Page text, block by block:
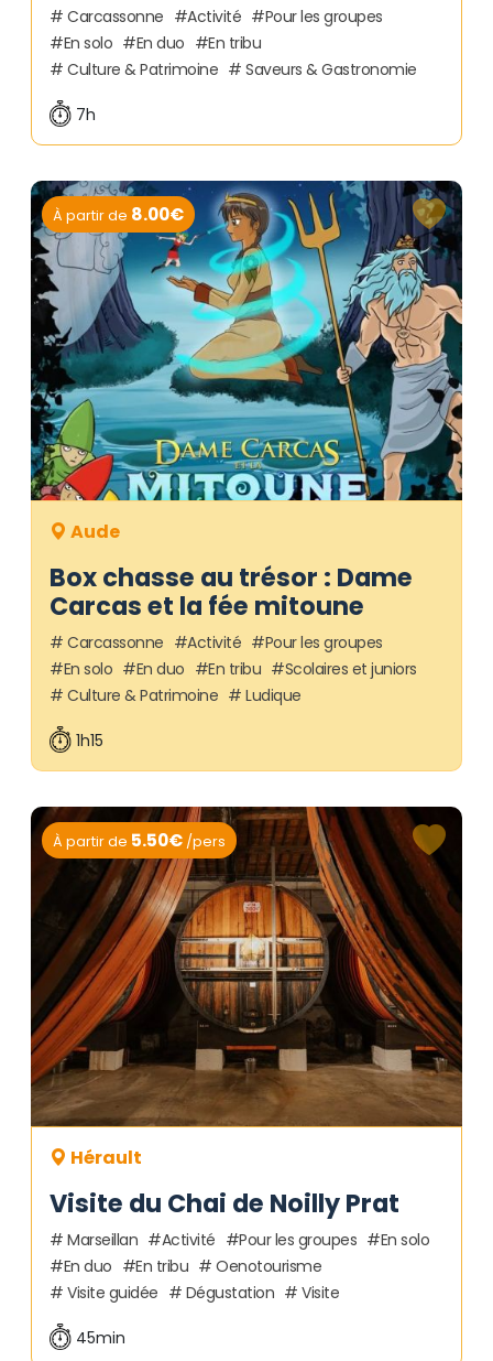
Carcassonne Activité
Pour les groupes
En solo
En duo
En tribu
Culture & Patrimoine
Saveurs & Gastronomie
7h
Box chasse au trésor : Dame
Carcas et la fée mitoune
Aude
À partir de 8.00€
Carcassonne Activité
Pour les groupes
En solo
En duo En tribu
Scolaires et juniors
Culture & Patrimoine
Ludique
1h15
Visite du Chai de Noilly Prat
Hérault
À partir de 5.50€ /pers
Marseillan Activité Pour les groupes
En solo
En duo
En tribu
Oenotourisme
Visite guidée
Dégustation Visite
45min